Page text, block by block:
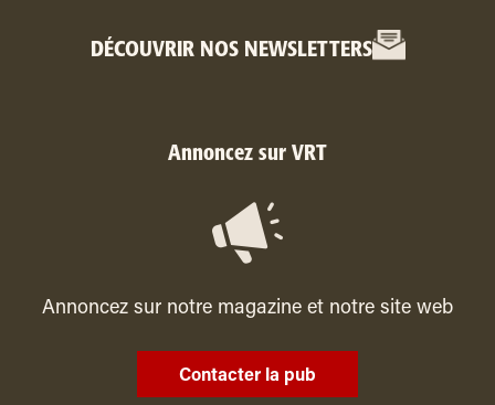
DÉCOUVRIR NOS NEWSLETTERS
Annoncez sur VRT
Annoncez sur notre magazine et notre site web
Contacter la pub